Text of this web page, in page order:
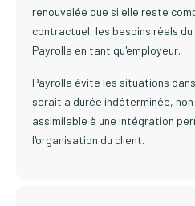
renouvelée que si elle reste
contractuel, les besoins réels
Payrolla en tant qu'employeur.
Payrolla évite les situations
serait à durée indéterminée,
assimilable à une intégration
l'organisation du client.